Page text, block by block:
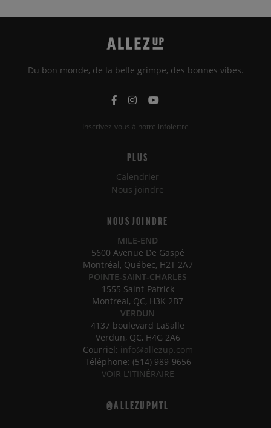
Du bon monde, de la belle grimpe, des bonnes vibes.
Inscrivez-vous à notre infolettre
PLUS
Calendrier
Nous joindre
NOUS JOINDRE
MILE-END
5600 Avenue De Gaspé
Montréal, Québec, H2T 2A7
POINTE-SAINT-CHARLES
1555 Saint-Patrick
Montreal, QC, H3K 2B7
VERDUN
4137 boulevard LaSalle
Verdun, QC, H4G 2A6
Courriel: info@allezup.com
Téléphone: (514) 989-9656
VOIR L'ITINÉRAIRE
@ALLEZUPMTL